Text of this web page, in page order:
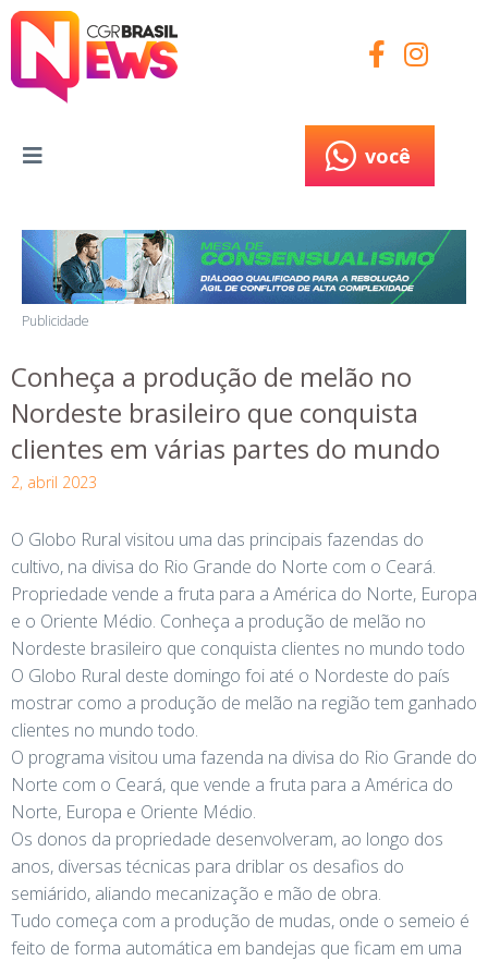
você
Publicidade
Conheça a produção de melão no
Nordeste brasileiro que conquista
clientes em várias partes do mundo
2, abril 2023
O Globo Rural visitou uma das principais fazendas do
cultivo, na divisa do Rio Grande do Norte com o Ceará.
Propriedade vende a fruta para a América do Norte, Europa
e o Oriente Médio. Conheça a produção de melão no
Nordeste brasileiro que conquista clientes no mundo todo
O Globo Rural deste domingo foi até o Nordeste do país
mostrar como a produção de melão na região tem ganhado
clientes no mundo todo.
O programa visitou uma fazenda na divisa do Rio Grande do
Norte com o Ceará, que vende a fruta para a América do
Norte, Europa e Oriente Médio.
Os donos da propriedade desenvolveram, ao longo dos
anos, diversas técnicas para driblar os desafios do
semiárido, aliando mecanização e mão de obra.
Tudo começa com a produção de mudas, onde o semeio é
feito de forma automática em bandejas que ficam em uma